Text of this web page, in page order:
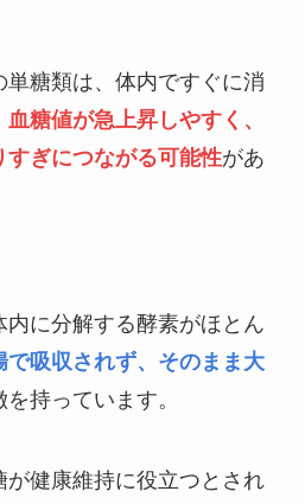
糖類は、体内ですぐに消
血糖値が急上昇しやすく、
ぎにつながる可能性があ
に分解する酵素がほとん
で吸収されず、そのまま大
持っています。
が健康維持に役立つとされ